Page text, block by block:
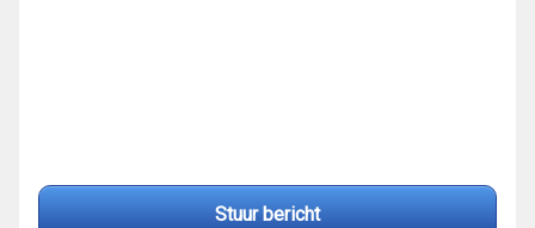
Stuur bericht